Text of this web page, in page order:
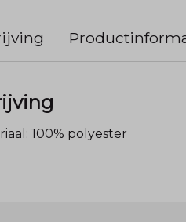
100% polyester